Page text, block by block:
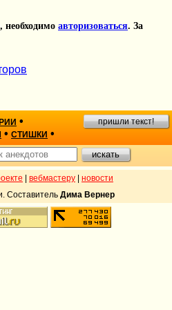
авторизоваться. За
•
• СТИШКИ •
пришли текст!
вебмастеру
новости
Составитель Дима Вернер